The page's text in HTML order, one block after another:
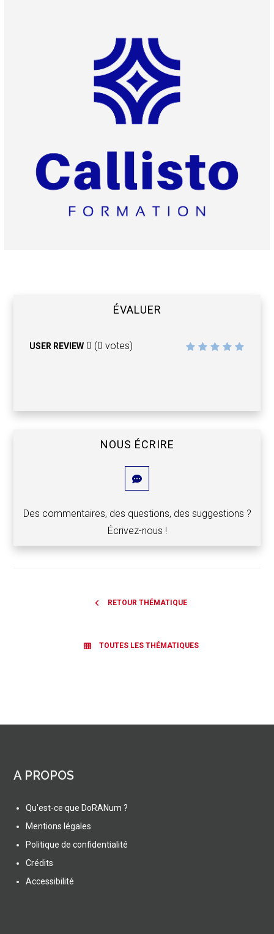
ÉVALUER
USER REVIEW 0 (0 votes)
NOUS ÉCRIRE
Des commentaires, des questions, des suggestions ?
Écrivez-nous !
RETOUR THÉMATIQUE
TOUTES LES THÉMATIQUES
A PROPOS
Qu'est-ce que DoRANum ?
Mentions légales
Politique de confidentialité
Crédits
Accessibilité